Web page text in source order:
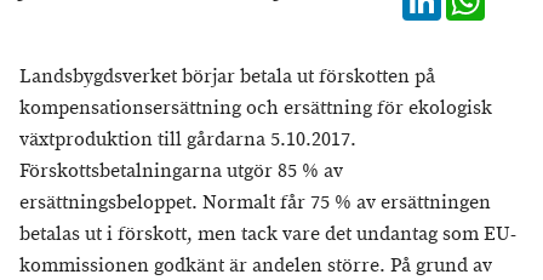
Landsbygdsverket börjar betala ut förskotten på
kompensationsersättning och ersättning för ekologisk
växtproduktion till gårdarna 5.10.2017.
Förskottsbetalningarna utgör 85 % av
ersättningsbeloppet. Normalt får 75 % av ersättningen
betalas ut i förskott, men tack vare det undantag som EU-
kommissionen godkänt är andelen större. På grund av